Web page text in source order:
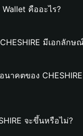
Wallet คืออะไร?
มีเอกลักษ
าคตของ
จะขึ้นหรือไม่?